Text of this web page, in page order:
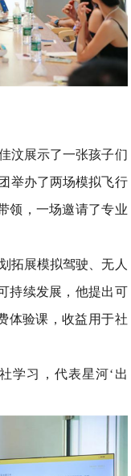
汶展示了一张孩子们
举办了两场模拟飞行
领，一场邀请了专业
拓展模拟驾驶、无人
持续发展，他提出可
体验课，收益用于社
学习，代表星河‘出